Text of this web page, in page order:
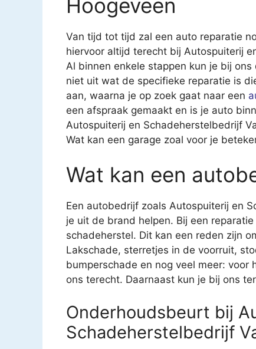
Hoogeveen
Van tijd tot tijd zal een auto reparatie
hiervoor altijd terecht bij Autospuiterij
Al binnen enkele stappen kun je bij
niet uit wat de specifieke reparatie is
aan, waarna je op zoek gaat naar een
een afspraak gemaakt en is je auto
Autospuiterij en Schadeherstelbedrijf
Wat kan een garage zoal voor je
Wat kan een
Een autobedrijf zoals Autospuiterij en
je uit de brand helpen. Bij een
schadeherstel. Dit kan een reden zijn
Lakschade, sterretjes in de voorruit,
bumperschade en nog veel meer:
ons terecht. Daarnaast kun je bij ons
Onderhoudsbeurt bij
Schadeherstelbedrijf